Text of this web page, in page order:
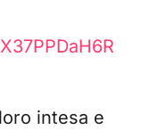
intesa e